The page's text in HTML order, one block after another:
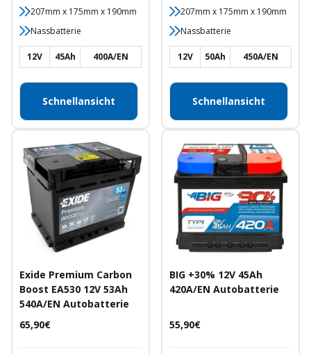
207mm x 175mm x 190mm
Nassbatterie
12V 45Ah 400A/EN
Schnellansicht
207mm x 175mm x 190mm
Nassbatterie
12V 50Ah 450A/EN
Schnellansicht
Exide Premium Carbon
Boost EA530 12V 53Ah
540A/EN Autobatterie
Angebotspreis
65,90€
BIG +30% 12V 45Ah
420A/EN Autobatterie
Angebotspreis
55,90€